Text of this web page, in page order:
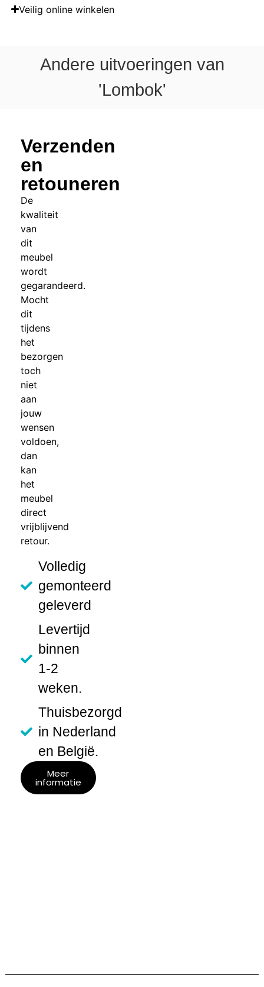
Veilig online winkelen
Andere uitvoeringen van
'Lombok'
Verzenden
en
retouneren
De
kwaliteit
van
dit
meubel
wordt
gegarandeerd.
Mocht
dit
tijdens
het
bezorgen
toch
niet
aan
jouw
wensen
voldoen,
dan
kan
het
meubel
direct
vrijblijvend
retour.
Volledig
gemonteerd
geleverd
Levertijd
binnen
1-2
weken.
Thuisbezorgd
in Nederland
en België.
Meer
informatie